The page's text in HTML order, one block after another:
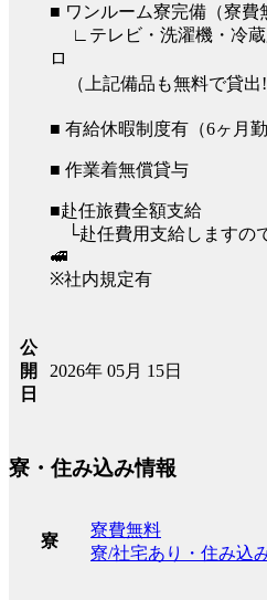
■ ワンルーム寮完備（寮費
∟テレビ・洗濯機・冷蔵
ロ
（上記備品も無料で貸出
■ 有給休暇制度有（6ヶ月勤
■ 作業着無償貸与
■赴任旅費全額支給
└赴任費用支給しますの
🚅
※社内規定有
公
開
日
2026年 05月 15日
寮・住み込み情報
寮
寮費無料
寮/社宅あり・住み込